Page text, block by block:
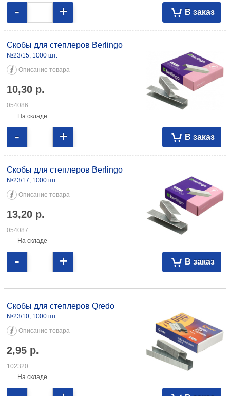
В заказ
- +
Скобы для степлеров Berlingo
№23/15, 1000 шт.
Описание товара
10,30 р.
054086
На складе
В заказ
- +
Скобы для степлеров Berlingo
№23/17, 1000 шт.
Описание товара
13,20 р.
054087
На складе
В заказ
- +
1000 шт. 3,68 104685
Скобы для степлеров Qredo
№23/10, 1000 шт.
Описание товара
2,95 р.
102320
На складе